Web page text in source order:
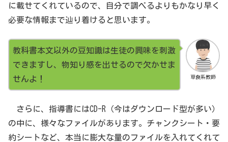
に載せてくれているので、自分で調べるよりもかなり早く
必要な情報まで辿り着けると思います。
草食系教師
教科書本文以外の豆知識は生徒の興味を刺激
できますし、物知り感を出せるので欠かせま
せんよ！
さらに、指導書にはCD-R（今はダウンロード型が多い）
の中に、様々なファイルがあります。チャンクシート・要
約シートなど、本当に膨大な量のファイルを入れてくれて